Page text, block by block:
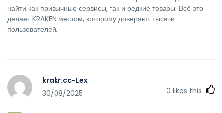
найти как привычные сервисы, так и редкие товары. Всё это
делает KRAKEN местом, которому доверяют тысячи
пользователей.
krakr.cc-Lex
30/08/2025
0 likes this